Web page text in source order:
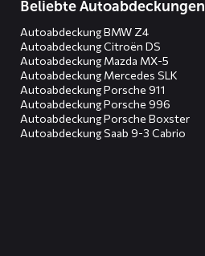
Beliebte Autoabdeckungen
Autoabdeckung BMW Z4
Autoabdeckung Citroën DS
Autoabdeckung Mazda MX-5
Autoabdeckung Mercedes SLK
Autoabdeckung Porsche 911
Autoabdeckung Porsche 996
Autoabdeckung Porsche Boxster
Autoabdeckung Saab 9-3 Cabrio